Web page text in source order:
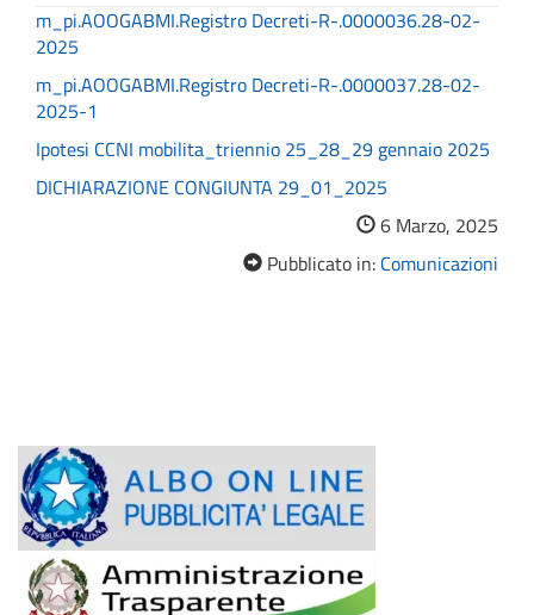
m_pi.AOOGABMI.Registro Decreti-R-.0000036.28-02-
2025
m_pi.AOOGABMI.Registro Decreti-R-.0000037.28-02-
2025-1
Ipotesi CCNI mobilita_triennio 25_28_29 gennaio 2025
DICHIARAZIONE CONGIUNTA 29_01_2025
6 Marzo, 2025
Pubblicato in: Comunicazioni